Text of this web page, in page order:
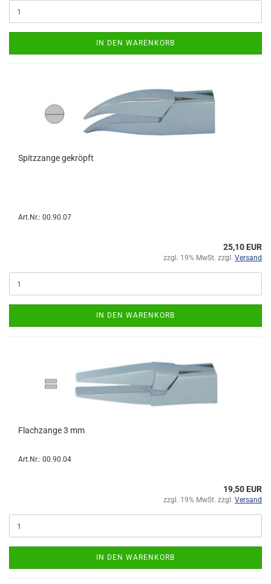
IN DEN WARENKORB
Spitzzange gekröpft
Art.Nr.: 00.90.07
25,10 EUR
zzgl. 19% MwSt. zzgl. Versand
IN DEN WARENKORB
Flachzange 3 mm
Art.Nr.: 00.90.04
19,50 EUR
zzgl. 19% MwSt. zzgl. Versand
IN DEN WARENKORB